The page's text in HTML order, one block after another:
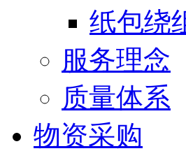
纸包绕
服务理念
质量体系
物资采购